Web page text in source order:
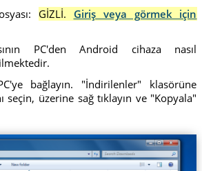
GİZLİ. Giriş veya görmek için
PC'den Android cihaza nasıl
bağlayın. "İndirilenler" klasörüne
seçin, üzerine sağ tıklayın ve "Kopyala"